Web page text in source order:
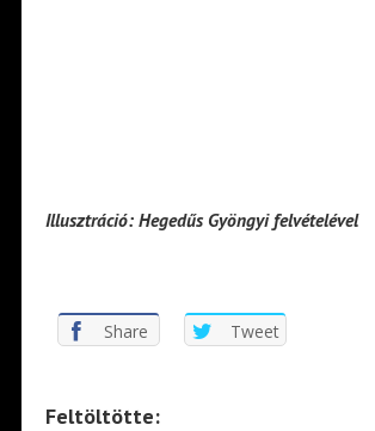
Illusztráció: Hegedűs Gyöngyi felvételével
Share Tweet
Feltöltötte: